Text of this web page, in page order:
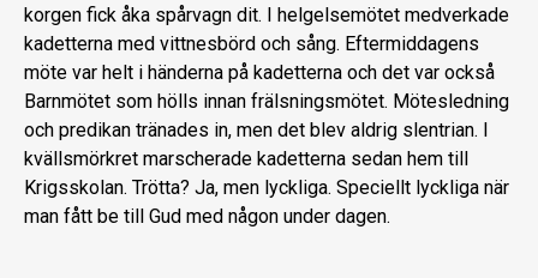
korgen fick åka spårvagn dit. I helgelsemötet medverkade
kadetterna med vittnesbörd och sång. Eftermiddagens
möte var helt i händerna på kadetterna och det var också
Barnmötet som hölls innan frälsningsmötet. Mötesledning
och predikan tränades in, men det blev aldrig slentrian. I
kvällsmörkret marscherade kadetterna sedan hem till
Krigsskolan. Trötta? Ja, men lyckliga. Speciellt lyckliga när
man fått be till Gud med någon under dagen.